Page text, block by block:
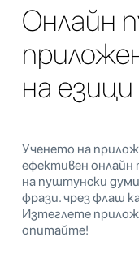
Онлайн
на езици
Ученето на
ефективен онлайн
на пуштунски
фрази. чрез флаш
Изтеглете
опитайте!